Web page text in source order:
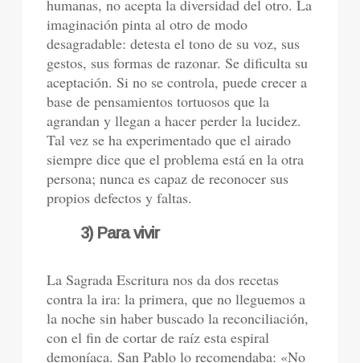
humanas, no acepta la diversidad del otro. La
imaginación pinta al otro de modo
desagradable: detesta el tono de su voz, sus
gestos, sus formas de razonar. Se dificulta su
aceptación. Si no se controla, puede crecer a
base de pensamientos tortuosos que la
agrandan y llegan a hacer perder la lucidez.
Tal vez se ha experimentado que el airado
siempre dice que el problema está en la otra
persona; nunca es capaz de reconocer sus
propios defectos y faltas.
3) Para vivir
La Sagrada Escritura nos da dos recetas
contra la ira: la primera, que no lleguemos a
la noche sin haber buscado la reconciliación,
con el fin de cortar de raíz esta espiral
demoníaca. San Pablo lo recomendaba: «No